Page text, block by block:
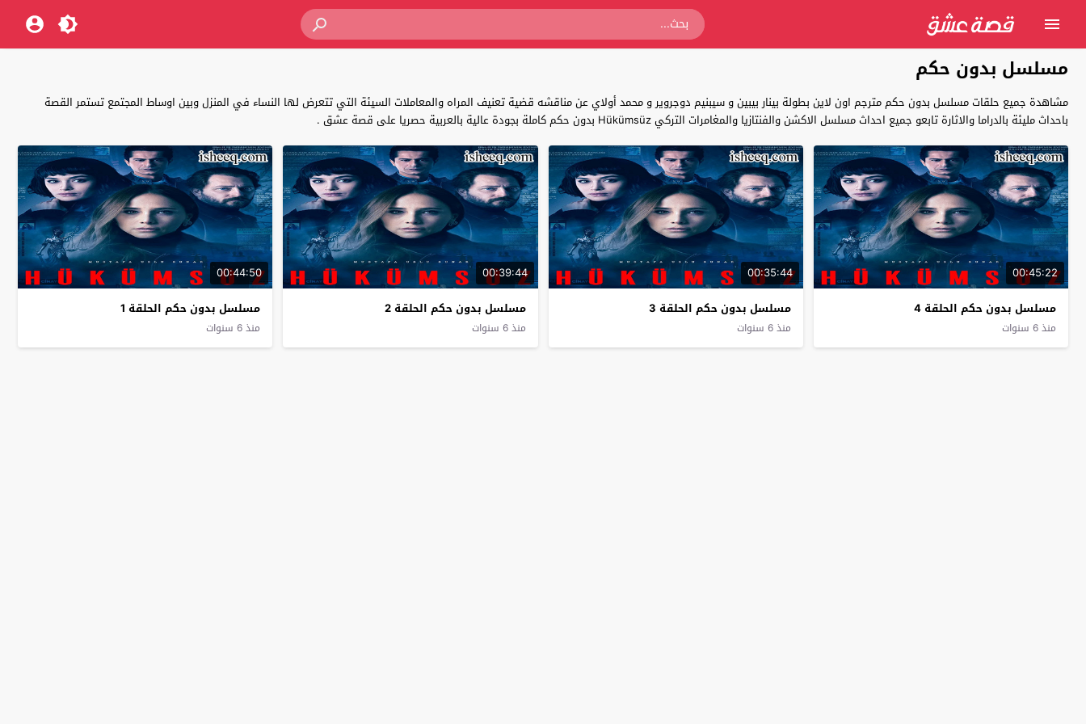
مسلسل بدون حكم
مشاهدة جميع حلقات مسلسل بدون حكم مترجم اون لاين بطولة بينار بيبين و سيبنيم دوجروير و محمد أولاي عن مناقشه قضية تعنيف المراه والمعاملات السيئة التي تتعرض لها النساء في المنزل وبين اوساط المجتمع تستمر القصة
باحداث مليئة بالدراما والاثارة تابعو جميع احداث مسلسل الاكشن والفنتازيا والمغامرات التركي Hükümsüz بدون حكم كاملة بجودة عالية بالعربية حصريا على قصة عشق .
00:45:22
مسلسل بدون حكم الحلقة 4
منذ 6 سنوات
00:35:44
مسلسل بدون حكم الحلقة 3
منذ 6 سنوات
00:39:44
مسلسل بدون حكم الحلقة 2
منذ 6 سنوات
00:44:50
مسلسل بدون حكم الحلقة 1
منذ 6 سنوات